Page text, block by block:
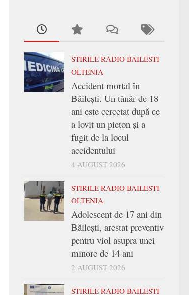
STIRILE RADIO BAILESTI
OLTENIA
Accident mortal în
Băilești. Un tânăr de 18
ani este cercetat după ce
a lovit un pieton și a
fugit de la locul
accidentului
4 AUGUST 2026
STIRILE RADIO BAILESTI
OLTENIA
Adolescent de 17 ani din
Băilești, arestat preventiv
pentru viol asupra unei
minore de 14 ani
2 AUGUST 2026
STIRILE RADIO BAILESTI